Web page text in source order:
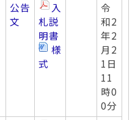
公告
文
入
札説
明書
様
式
令
和2
年2
月2
1日
11
時0
0分